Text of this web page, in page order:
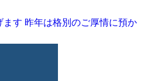
す 昨年は格別のご厚情に預か